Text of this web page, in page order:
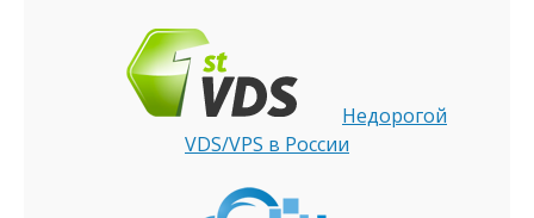
Недорогой
VDS/VPS в России